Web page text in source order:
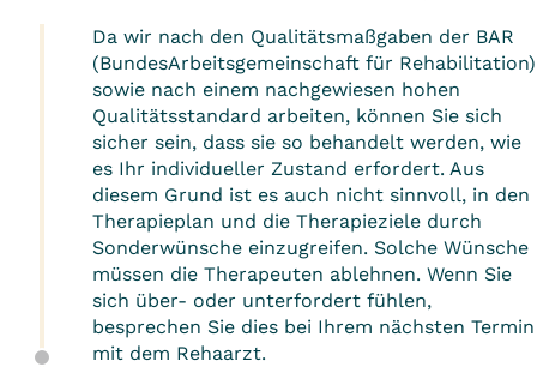
Da wir nach den Qualitätsmaßgaben der BAR
(BundesArbeitsgemeinschaft für Rehabilitation)
sowie nach einem nachgewiesen hohen
Qualitätsstandard arbeiten, können Sie sich
sicher sein, dass sie so behandelt werden, wie
es Ihr individueller Zustand erfordert. Aus
diesem Grund ist es auch nicht sinnvoll, in den
Therapieplan und die Therapieziele durch
Sonderwünsche einzugreifen. Solche Wünsche
müssen die Therapeuten ablehnen. Wenn Sie
sich über- oder unterfordert fühlen,
besprechen Sie dies bei Ihrem nächsten Termin
mit dem Rehaarzt.